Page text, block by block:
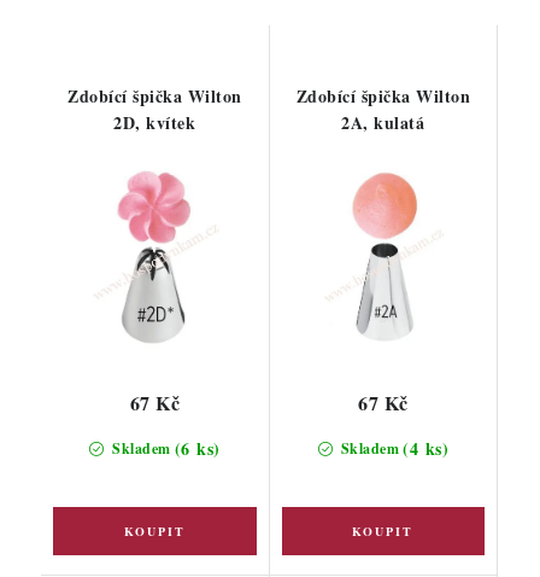
Zdobící špička Wilton
2D, kvítek
Skladem (6 ks)
67 Kč
Zdobící špička Wilton
2A, kulatá
Skladem(4 ks)
67 Kč